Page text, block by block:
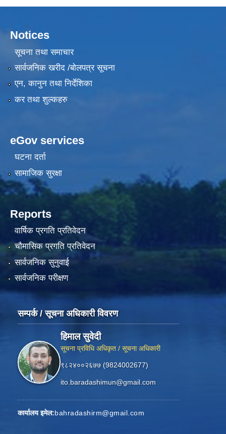
Notices
सूचना तथा समाचार
सार्वजनिक खरीद /बोलपत्र सूचना
एन, कानुन तथा निर्देशिका
कर तथा शुल्कहरु
eGov services
घटना दर्ता
सामाजिक सुरक्षा
Reports
वार्षिक प्रगति प्रतिवेदन
चौमासिक प्रगति प्रतिवेदन
सार्वजनिक सुनुवाई
सार्वजनिक परीक्षण
सम्पर्क / सूचना अधिकारी विवरण
हिमाल सुवेदी
सूचना प्रविधि अधिकृत / सूचना अधिकारी
९८२४००२६७७ (9824002677)
ito.baradashimun@gmail.com
कार्यालय इमेल:bahradashirm@gmail.com